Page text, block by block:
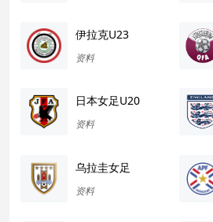
伊拉克U23
资料
日本女足U20
资料
乌拉圭女足
资料